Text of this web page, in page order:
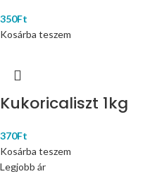
350Ft
Kosárba teszem
Kukoricaliszt 1kg
370Ft
Kosárba teszem
Legjobb ár